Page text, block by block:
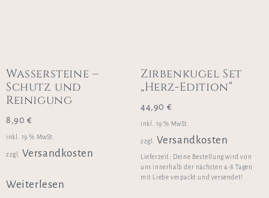
Wassersteine –
Schutz und
Reinigung
8,90 €
inkl. 19 % MwSt.
zzgl. Versandkosten
Weiterlesen
Zirbenkugel Set
„Herz-Edition“
44,90 €
inkl. 19 % MwSt.
zzgl. Versandkosten
Lieferzeit: Deine Bestellung wird von
uns innerhalb der nächsten 4-8 Tagen
mit Liebe verpackt und versendet!